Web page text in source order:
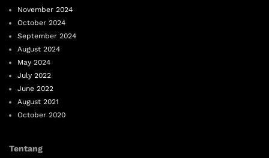
November 2024
October 2024
September 2024
August 2024
May 2024
July 2022
June 2022
August 2021
October 2020
Tentang